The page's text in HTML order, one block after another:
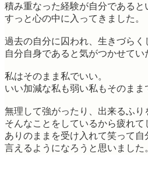
積み重なった経験が自分であると
すっと心の中に入ってきました。
過去の自分に囚われ、生きづらく
自分自身であると気がつかせてい
私はそのまま私でいい。
いい加減な私も弱い私もそのまま
無理して強がったり、出来るふり
そんなことをしているから疲れて
ありのままを受け入れて笑って自
言えるようになろうと思いました